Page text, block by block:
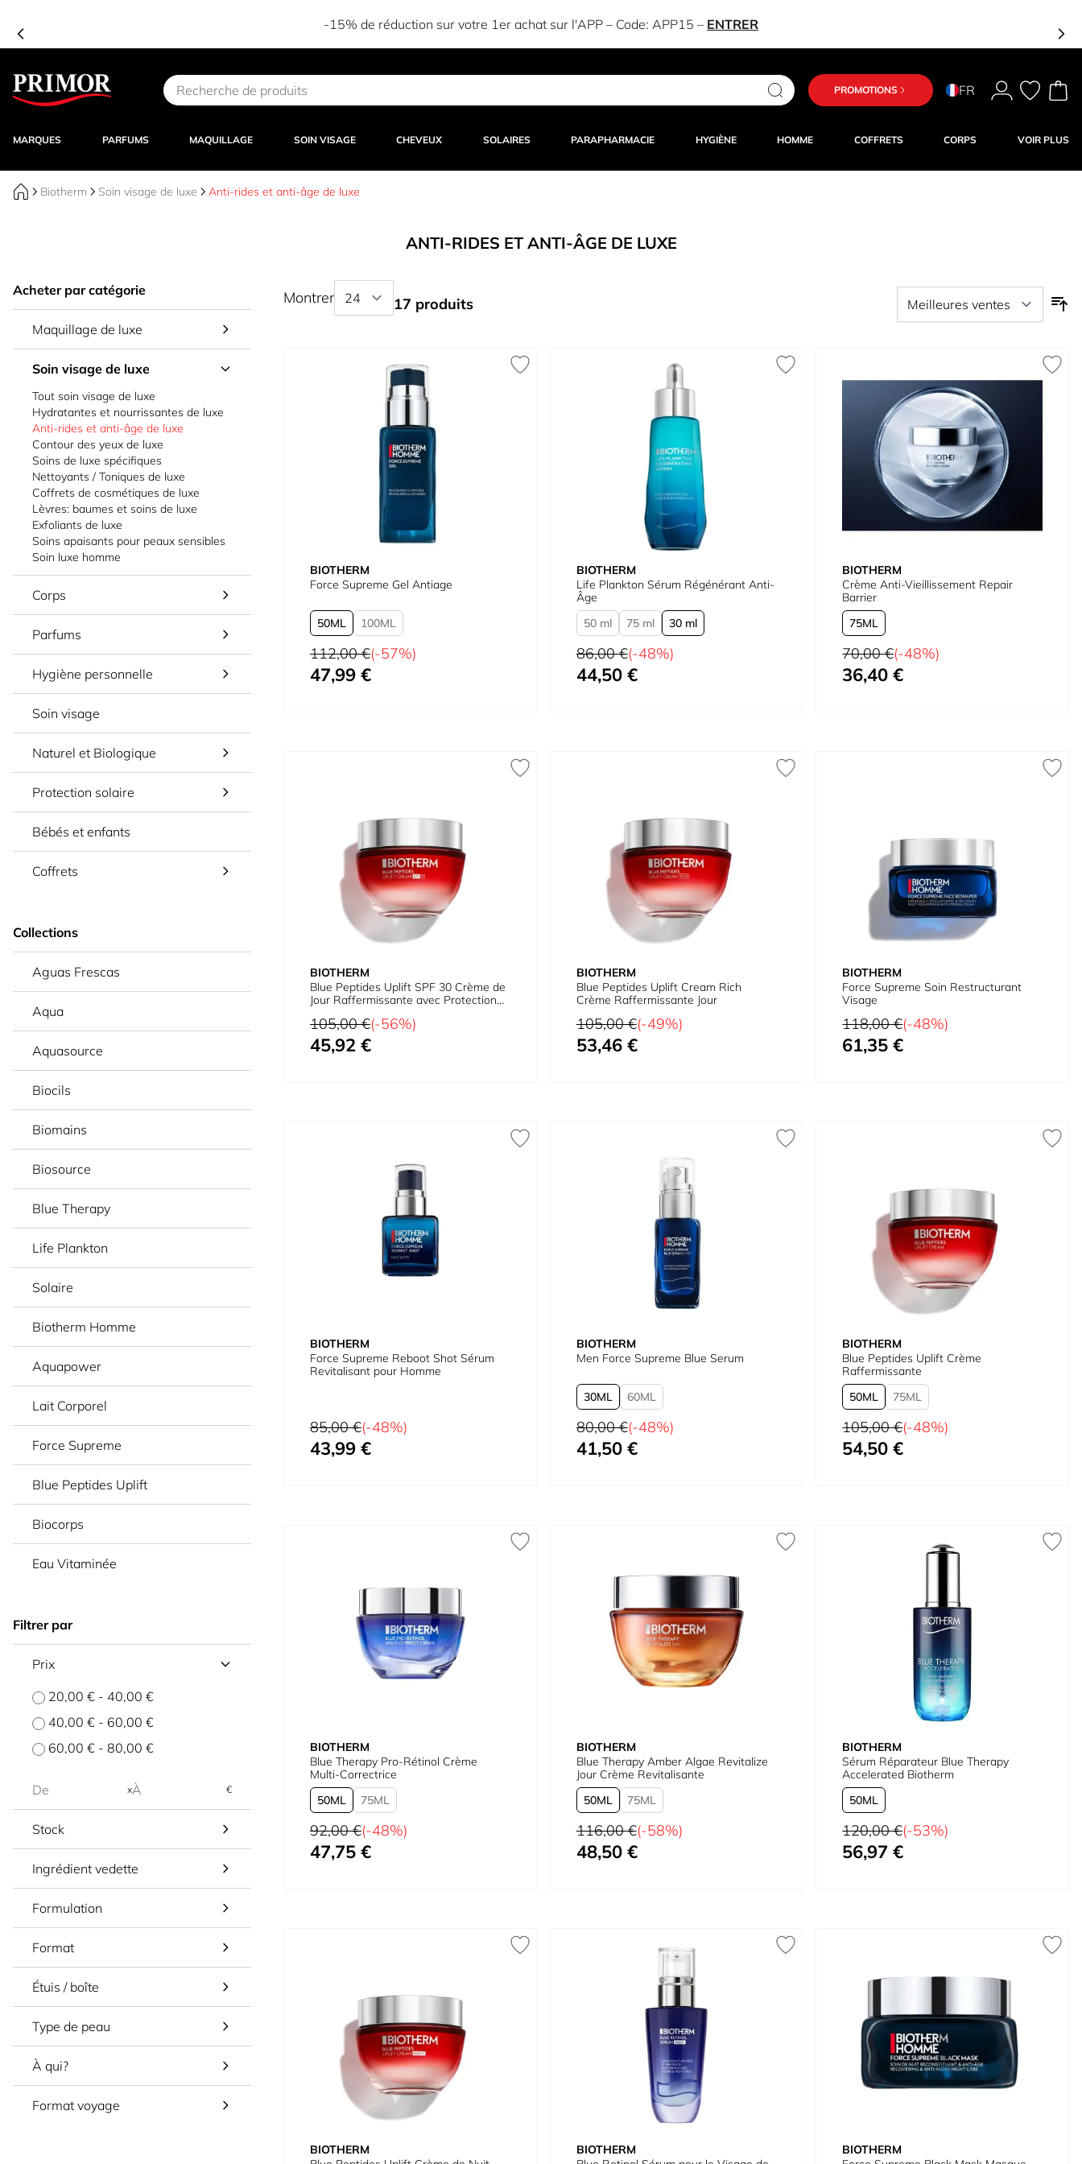
-15% de réduction sur votre 1er achat sur l'APP – Code: APP15 – ENTRER
Aller au contenu
PROMOTIONS FR
MARQUES PARFUMS MAQUILLAGE SOIN VISAGE CHEVEUX SOLAIRES PARAPHARMACIE HYGIÈNE HOMME COFFRETS CORPS VOIR PLUS
Biotherm Soin visage de luxe Anti-rides et anti-âge de luxe
ANTI-RIDES ET ANTI-ÂGE DE LUXE
Acheter par catégorie
Maquillage de luxe
Soin visage de luxe
Tout soin visage de luxe
Hydratantes et nourrissantes de luxe
Anti-rides et anti-âge de luxe
Contour des yeux de luxe
Soins de luxe spécifiques
Nettoyants / Toniques de luxe
Coffrets de cosmétiques de luxe
Lèvres: baumes et soins de luxe
Exfoliants de luxe
Soins apaisants pour peaux sensibles
Soin luxe homme
Corps
Parfums
Hygiène personnelle
Soin visage
Naturel et Biologique
Protection solaire
Bébés et enfants
Coffrets
Collections
Aguas Frescas
Aqua
Aquasource
Biocils
Biomains
Biosource
Blue Therapy
Life Plankton
Solaire
Biotherm Homme
Aquapower
Lait Corporel
Force Supreme
Blue Peptides Uplift
Biocorps
Eau Vitaminée
Filtrer par
Prix
20,00 € - 40,00 €
40,00 € - 60,00 €
60,00 € - 80,00 €
x €
Stock
Ingrédient vedette
Formulation
Format
Étuis / boîte
Type de peau
À qui?
Format voyage
Montrer 17 produits
BIOTHERM
Force Supreme Gel Antiage
50 100
Prix normal
112,00 €(-57%)
À partir de
47,99 €
BIOTHERM
Life Plankton Sérum Régénérant Anti-
Âge
50 ml
75 ml 30 ml
Prix normal
86,00 €(-48%)
À partir de
44,50 €
BIOTHERM
Crème Anti-Vieillissement Repair
Barrier
75
Prix normal
70,00 €(-48%)
À partir de
36,40 €
BIOTHERM
Blue Peptides Uplift SPF 30 Crème de
Jour Raffermissante avec Protection
Prix normal
105,00 €(-56%)
Prix spécial
45,92 €
BIOTHERM
Blue Peptides Uplift Cream Rich
Crème Raffermissante Jour
Prix normal
105,00 €(-49%)
Prix spécial
53,46 €
BIOTHERM
Force Supreme Soin Restructurant
Visage
Prix normal
118,00 €(-48%)
Prix spécial
61,35 €
BIOTHERM
Force Supreme Reboot Shot Sérum
Revitalisant pour Homme
Prix normal
85,00 €(-48%)
Prix spécial
43,99 €
BIOTHERM
Men Force Supreme Blue Serum
30 60
Prix normal
80,00 €(-48%)
À partir de
41,50 €
BIOTHERM
Blue Peptides Uplift Crème
Raffermissante
50
75
Prix normal
105,00 €(-48%)
À partir de
54,50 €
BIOTHERM
Blue Therapy Pro-Rétinol Crème
Multi-Correctrice
50
75
Prix normal
92,00 €(-48%)
À partir de
47,75 €
BIOTHERM
Blue Therapy Amber Algae Revitalize
Jour Crème Revitalisante
50
75
Prix normal
116,00 €(-58%)
À partir de
48,50 €
BIOTHERM
Sérum Réparateur Blue Therapy
Accelerated Biotherm
50
Prix normal
120,00 €(-53%)
À partir de
56,97 €
BIOTHERM
BIOTHERM
BIOTHERM